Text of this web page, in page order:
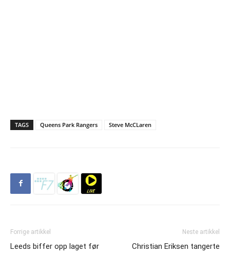
TAGS Queens Park Rangers Steve McCLaren
Forrige artikkel
Leeds biffer opp laget før
Neste artikkel
Christian Eriksen tangerte